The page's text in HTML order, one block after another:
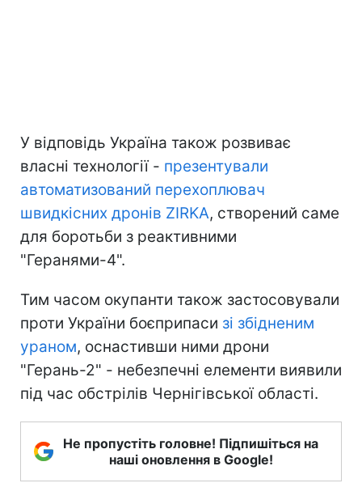
У відповідь Україна також розвиває
власні технології - презентували
автоматизований перехоплювач
швидкісних дронів ZIRKA, створений саме
для боротьби з реактивними
"Геранями-4".
Тим часом окупанти також застосовували
проти України боєприпаси зі збідненим
ураном, оснастивши ними дрони
"Герань-2" - небезпечні елементи виявили
під час обстрілів Чернігівської області.
Не пропустіть головне! Підпишіться на
наші оновлення в Google!